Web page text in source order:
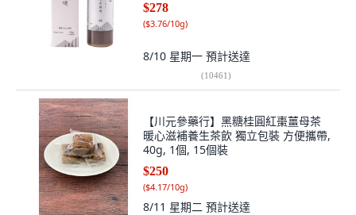
$278
($3.76/10g)
8/10 星期一 預計送達
(10461)
【川元參藥行】黑糖桂圓紅棗薑母茶
暖心滋補養生茶飲 獨立包裝 方便攜帶,
40g, 1個, 15個裝
$250
($4.17/10g)
8/11 星期二 預計送達